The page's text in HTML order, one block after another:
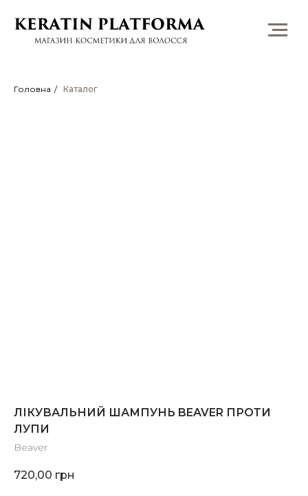
Головна / Каталог
ЛІКУВАЛЬНИЙ ШАМПУНЬ BEAVER ПРОТИ
ЛУПИ
Beaver
720,00 грн